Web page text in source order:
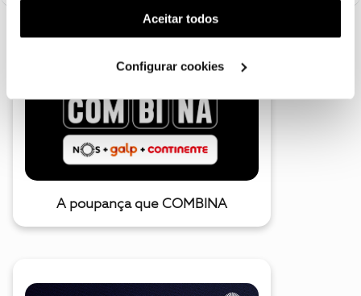
(cookies de publicidade personalizada). Pode gerir a
utilização dos cookies clicando em "Configurar
Aceitar todos
Configurar cookies
A poupança que COMBINA